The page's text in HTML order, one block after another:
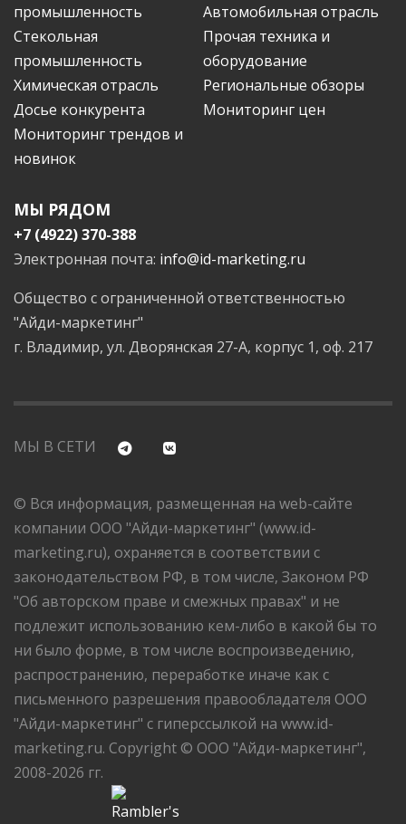
промышленность
Автомобильная отрасль
Стекольная
промышленность
Прочая техника и
оборудование
Химическая отрасль
Региональные обзоры
Досье конкурента
Мониторинг цен
Мониторинг трендов и
новинок
МЫ РЯДОМ
+7 (4922) 370-388
Электронная почта: info@id-marketing.ru
Общество с ограниченной ответственностью
"Айди-маркетинг"
г. Владимир, ул. Дворянская 27-А, корпус 1, оф. 217
МЫ В СЕТИ
© Вся информация, размещенная на web-сайте
компании ООО "Айди-маркетинг" (www.id-
marketing.ru), охраняется в соответствии с
законодательством РФ, в том числе, Законом РФ
"Об авторском праве и смежных правах" и не
подлежит использованию кем-либо в какой бы то
ни было форме, в том числе воспроизведению,
распространению, переработке иначе как с
письменного разрешения правообладателя ООО
"Айди-маркетинг" с гиперссылкой на www.id-
marketing.ru. Copyright © ООО "Айди-маркетинг",
2008-2026 гг.